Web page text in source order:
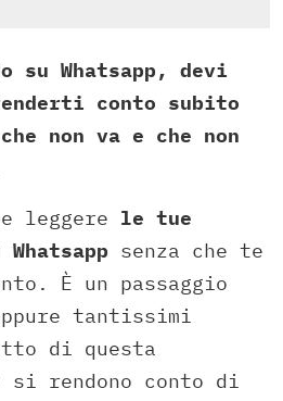
su Whatsapp, devi
conto subito
non va e che non
leggere le tue
senza che te
È un passaggio
tantissimi
di questa
si rendono conto di